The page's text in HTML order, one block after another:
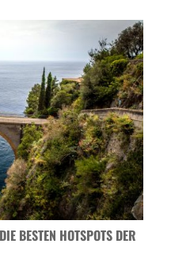
BESTEN HOTSPOTS DER A